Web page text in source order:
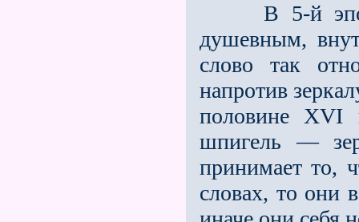
В 5-й эпохе
душевным,
слово так
напротив
половине
шпигель —
принимает то,
словах, то они